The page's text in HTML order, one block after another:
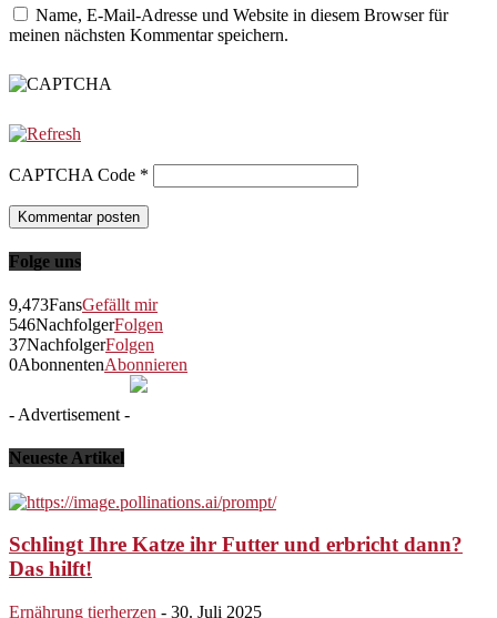
Name, E-Mail-Adresse und Website in diesem Browser für
meinen nächsten Kommentar speichern.
CAPTCHA Code *
Folge uns
9,473FansGefällt mir
546NachfolgerFolgen
37NachfolgerFolgen
0AbonnentenAbonnieren
- Advertisement -
Neueste Artikel
Schlingt Ihre Katze ihr Futter und erbricht dann?
Das hilft!
Ernährung tierherzen - 30. Juli 2025